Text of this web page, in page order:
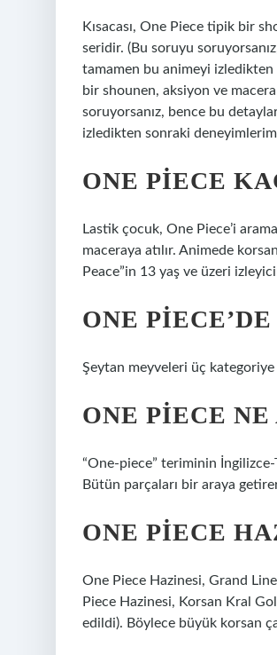
Kısacası, One Piece tipik bir
seridir. (Bu soruyu
tamamen bu animeyi izledikten
bir shounen, aksiyon ve
soruyorsanız, bence bu
izledikten sonraki
ONE PIECE
Lastik çocuk, One Piece’i
maceraya atılır. Animede
Peace”in 13 yaş ve üzeri
ONE
Şeytan meyveleri üç kategoriye
ONE PIECE
“One-piece” teriminin
Bütün parçaları bir araya
ONE PIECE
One Piece Hazinesi, Grand
Piece Hazinesi, Korsan Kral
edildi). Böylece büyük korsan